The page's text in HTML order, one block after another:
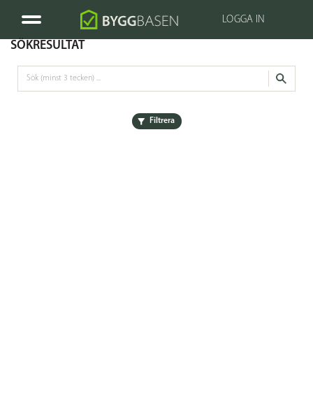
LOGGA IN
SÖKRESULTAT
Filtrera